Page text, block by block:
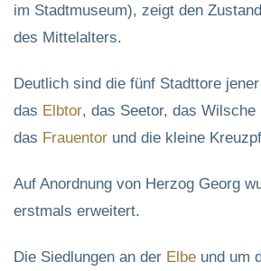
im Stadtmuseum), zeigt den
des Mittelalters.
Deutlich sind die fünf Stadttore
das Elbtor, das Seetor, das Wilsche
das Frauentor und die kleine
Auf Anordnung von Herzog Georg
erstmals erweitert.
Die Siedlungen an der Elbe und um